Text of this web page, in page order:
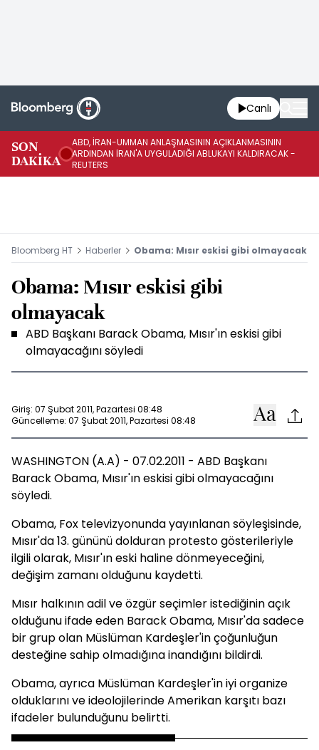
Canlı
SON
DAKİKA
ABD, İRAN-UMMAN ANLAŞMASININ AÇIKLANMASININ
ARDINDAN İRAN'A UYGULADIĞI ABLUKAYI KALDIRACAK -
REUTERS
Bloomberg HT Haberler Obama: Mısır eskisi gibi olmayacak
Obama: Mısır eskisi gibi
olmayacak
ABD Başkanı Barack Obama, Mısır'ın eskisi gibi
olmayacağını söyledi
Giriş: 07 Şubat 2011, Pazartesi 08:48
Güncelleme: 07 Şubat 2011, Pazartesi 08:48
WASHINGTON (A.A) - 07.02.2011 - ABD Başkanı
Barack Obama, Mısır'ın eskisi gibi olmayacağını
söyledi.
Obama, Fox televizyonunda yayınlanan söyleşisinde,
Mısır'da 13. gününü dolduran protesto gösterileriyle
ilgili olarak, Mısır'ın eski haline dönmeyeceğini,
değişim zamanı olduğunu kaydetti.
Mısır halkının adil ve özgür seçimler istediğinin açık
olduğunu ifade eden Barack Obama, Mısır'da sadece
bir grup olan Müslüman Kardeşler'in çoğunluğun
desteğine sahip olmadığına inandığını bildirdi.
Obama, ayrıca Müslüman Kardeşler'in iyi organize
olduklarını ve ideolojilerinde Amerikan karşıtı bazı
ifadeler bulunduğunu belirtti.